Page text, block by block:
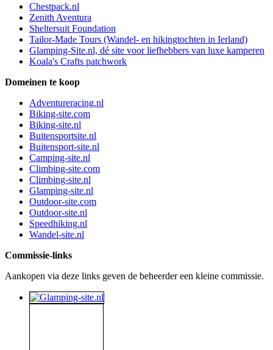
Chestpack.nl
Zenith Aventura
Sheltersuit Foundation
Tailor-Made Tours (Wandel- en hikingtochten in Ierland)
Glamping-Site.nl, dé site voor liefhebbers van luxe kamperen
Koala's Crafts patchwork
Domeinen te koop
Adventureracing.nl
Biking-site.com
Biking-site.nl
Buitensportsite.nl
Buitensport-site.nl
Camping-site.nl
Climbing-site.com
Climbing-site.nl
Glamping-site.nl
Outdoor-site.com
Outdoor-site.nl
Speedhiking.nl
Wandel-site.nl
Commissie-links
Aankopen via deze links geven de beheerder een kleine commissie.